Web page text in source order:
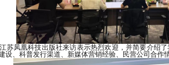
苏凤凰科技出版社来访表示热烈欢迎，并简要介绍
设、科普发行渠道、新媒体营销经验、民营公司合作